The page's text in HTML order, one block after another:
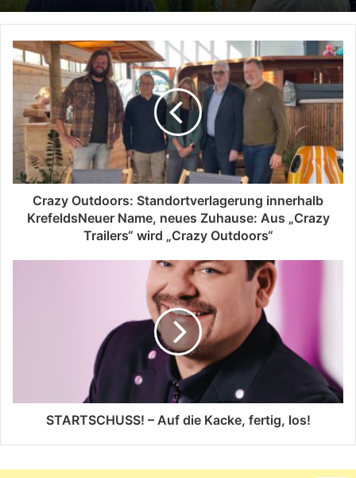
Crazy Outdoors: Standortverlagerung innerhalb
KrefeldsNeuer Name, neues Zuhause: Aus „Crazy
Trailers“ wird „Crazy Outdoors“
STARTSCHUSS! – Auf die Kacke, fertig, los!